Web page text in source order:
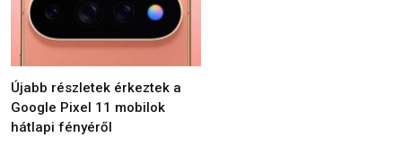
Újabb részletek érkeztek a
Google Pixel 11 mobilok
hátlapi fényéről